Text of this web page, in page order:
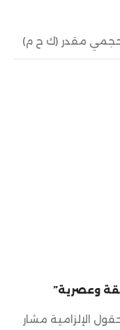
وعصرية”
الإلزامية مشار